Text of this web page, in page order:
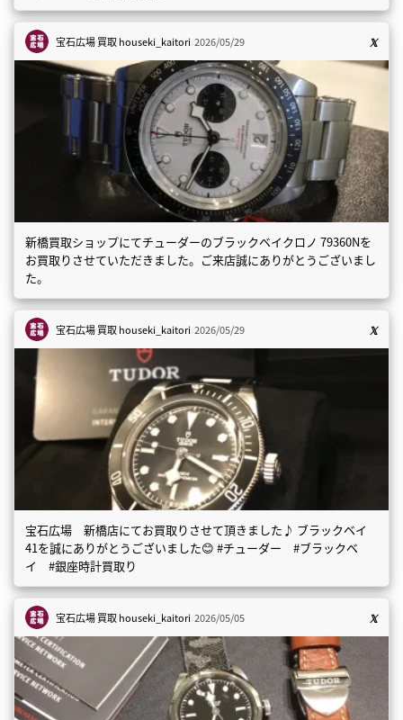
宝石広場 買取houseki_kaitori 2026/05/29
新橋買取ショップにてチューダーのブラックベイクロノ 79360Nを
お買取りさせていただきました。ご来店誠にありがとうございまし
た。
宝石広場 買取houseki_kaitori 2026/05/29
宝石広場 新橋店にてお買取りさせて頂きました♪ ブラックベイ
41を誠にありがとうございました😊 #チューダー #ブラックベ
イ #銀座時計買取り
宝石広場 買取houseki_kaitori 2026/05/05